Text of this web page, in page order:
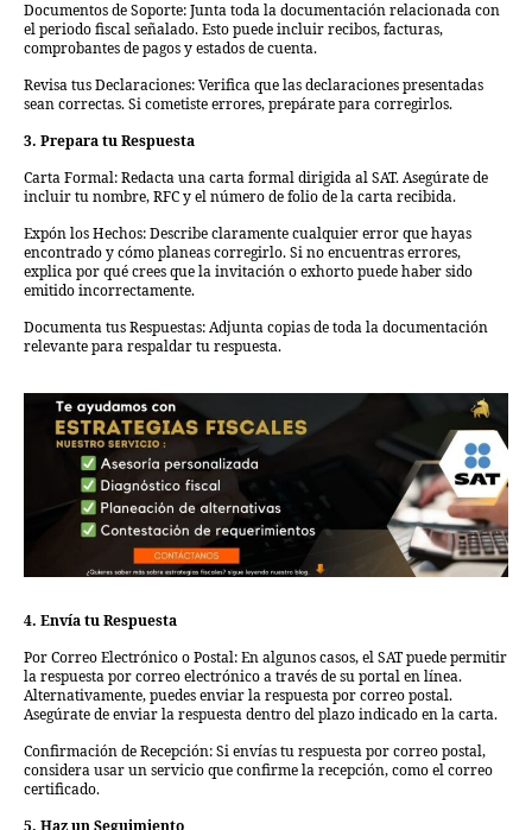
Documentos de Soporte: Junta toda la documentación relacionada con
el periodo fiscal señalado. Esto puede incluir recibos, facturas,
comprobantes de pagos y estados de cuenta.
Revisa tus Declaraciones: Verifica que las declaraciones presentadas
sean correctas. Si cometiste errores, prepárate para corregirlos.
3. Prepara tu Respuesta
Carta Formal: Redacta una carta formal dirigida al SAT. Asegúrate de
incluir tu nombre, RFC y el número de folio de la carta recibida.
Expón los Hechos: Describe claramente cualquier error que hayas
encontrado y cómo planeas corregirlo. Si no encuentras errores,
explica por qué crees que la invitación o exhorto puede haber sido
emitido incorrectamente.
Documenta tus Respuestas: Adjunta copias de toda la documentación
relevante para respaldar tu respuesta.
4. Envía tu Respuesta
Por Correo Electrónico o Postal: En algunos casos, el SAT puede permitir
la respuesta por correo electrónico a través de su portal en línea.
Alternativamente, puedes enviar la respuesta por correo postal.
Asegúrate de enviar la respuesta dentro del plazo indicado en la carta.
Confirmación de Recepción: Si envías tu respuesta por correo postal,
considera usar un servicio que confirme la recepción, como el correo
certificado.